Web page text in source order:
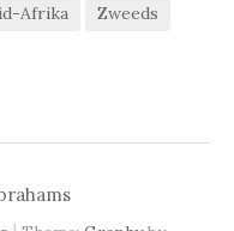
Afrika Zweeds